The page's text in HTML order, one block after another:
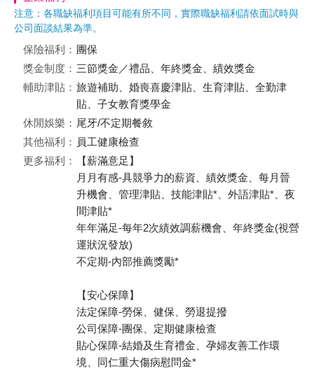
注意：各職缺福利項目可能有所不同，實際職缺福利請依面試時與
公司面談結果為準。
保險福利： 團保
獎金制度： 三節獎金／禮品、年終獎金、績效獎金
輔助津貼： 旅遊補助、婚喪喜慶津貼、生育津貼、全勤津
貼、子女教育獎學金
休閒娛樂： 尾牙/不定期餐敘
其他福利： 員工健康檢查
更多福利：
【薪滿意足】
月月有感-具競爭力的薪資、績效獎金、每月晉
升機會、管理津貼、技能津貼*、外語津貼*、夜
間津貼*
年年滿足-每年2次績效調薪機會、年終獎金(視營
運狀況發放)
不定期-內部推薦獎勵*
【安心保障】
法定保障-勞保、健保、勞退提撥
公司保障-團保、定期健康檢查
貼心保障-結婚及生育禮金、孕婦友善工作環
境、同仁重大傷病慰問金*